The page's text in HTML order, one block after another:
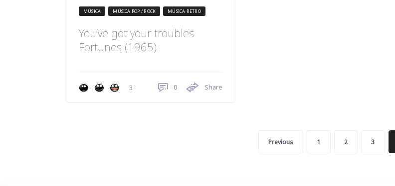
MÚSICA MÚSICA POP / ROCK MÚSICA RETRO
You’ve got your troubles
Fortunes (1965)
3 0 Share
Previous 1 2 3